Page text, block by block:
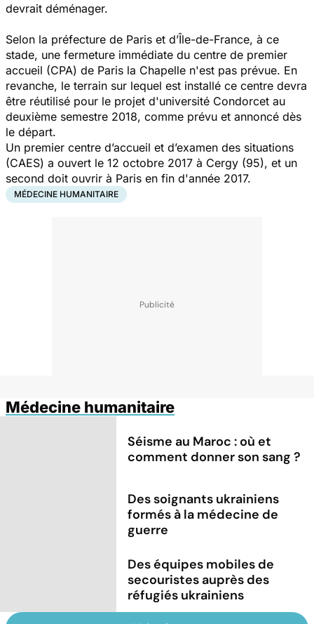
devrait déménager.
Selon la préfecture de Paris et d’Île-de-France, à ce
stade, une fermeture immédiate du centre de premier
accueil (CPA) de Paris la Chapelle n'est pas prévue. En
revanche, le terrain sur lequel est installé ce centre devra
être réutilisé pour le projet d'université Condorcet au
deuxième semestre 2018, comme prévu et annoncé dès
le départ.
Un premier centre d’accueil et d’examen des situations
(CAES) a ouvert le 12 octobre 2017 à Cergy (95), et un
second doit ouvrir à Paris en fin d'année 2017.
MÉDECINE HUMANITAIRE
Médecine humanitaire
Séisme au Maroc : où et
comment donner son sang ?
Des soignants ukrainiens
formés à la médecine de
guerre
Des équipes mobiles de
secouristes auprès des
réfugiés ukrainiens